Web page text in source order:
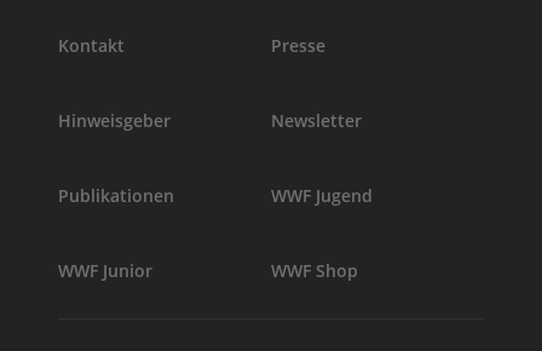
Kontakt Presse
Hinweisgeber Newsletter
Publikationen WWF Jugend
WWF Junior WWF Shop